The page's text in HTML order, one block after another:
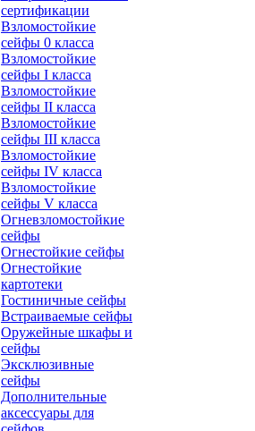
сертификации
Взломостойкие
сейфы 0 класса
Взломостойкие
сейфы I класса
Взломостойкие
сейфы II класса
Взломостойкие
сейфы III класса
Взломостойкие
сейфы IV класса
Взломостойкие
сейфы V класса
Огневзломостойкие
сейфы
Огнестойкие сейфы
Огнестойкие
картотеки
Гостиничные сейфы
Встраиваемые сейфы
Оружейные шкафы и
сейфы
Эксклюзивные
сейфы
Дополнительные
аксессуары для